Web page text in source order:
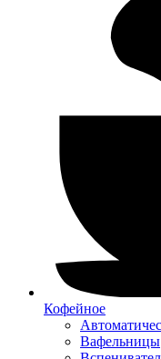
Кофейное
Вафельницы